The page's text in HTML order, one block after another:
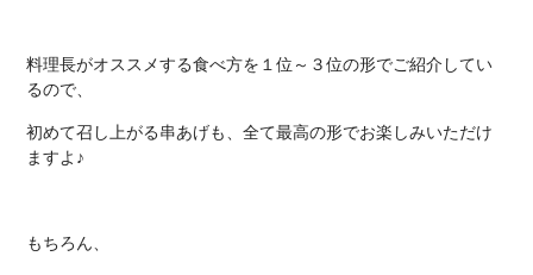
料理長がオススメする食べ方を１位～３位の形でご紹介してい
るので、
初めて召し上がる串あげも、全て最高の形でお楽しみいただけ
ますよ♪
もちろん、